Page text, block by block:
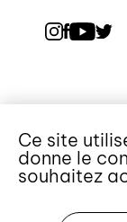
Ce site
donne le
souhaitez